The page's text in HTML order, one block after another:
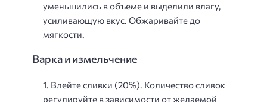
уменьшились в объеме и выделили влагу,
усиливающую вкус. Обжаривайте до
мягкости.
Варка и измельчение
Влейте сливки (20%). Количество сливок
регулируйте в зависимости от желаемой